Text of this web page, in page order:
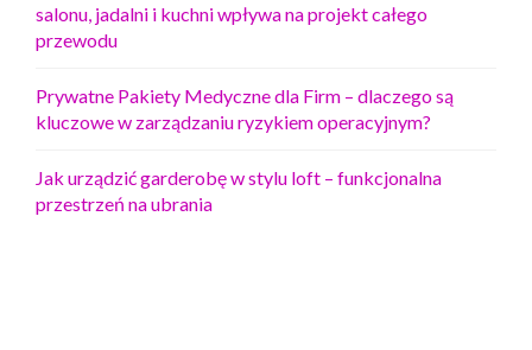
salonu, jadalni i kuchni wpływa na projekt całego
przewodu
Prywatne Pakiety Medyczne dla Firm – dlaczego są
kluczowe w zarządzaniu ryzykiem operacyjnym?
Jak urządzić garderobę w stylu loft – funkcjonalna
przestrzeń na ubrania